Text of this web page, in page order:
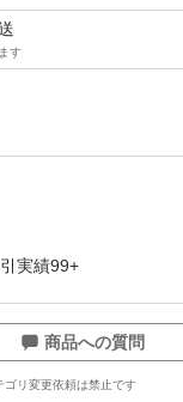
す
実績99+
商品への質問
ゴリ変更依頼は禁止です